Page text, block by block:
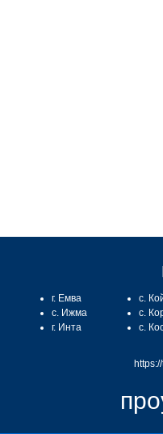
г. Емва
с. Ижма
г. Инта
с.
с.
с.